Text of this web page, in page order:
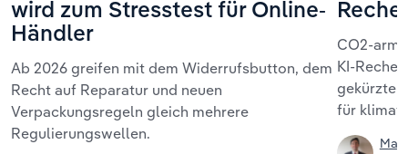
wird zum Stresstest für Online-
Händler
Ab 2026 greifen mit dem Widerrufsbutton, dem
Recht auf Reparatur und neuen
Verpackungsregeln gleich mehrere
Regulierungswellen.
CO2-
KI-
gekürzter
für